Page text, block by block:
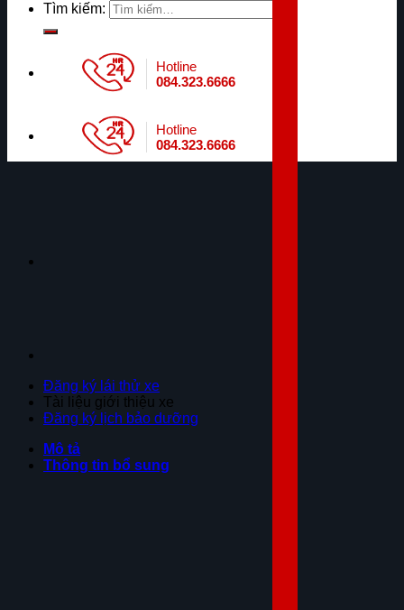
Tìm kiếm:
Hotline
084.323.6666
Hotline
084.323.6666
Đăng ký lái thử xe
Tài liệu giới thiệu xe
Đăng ký lịch bảo dưỡng
Mô tả
Thông tin bổ sung